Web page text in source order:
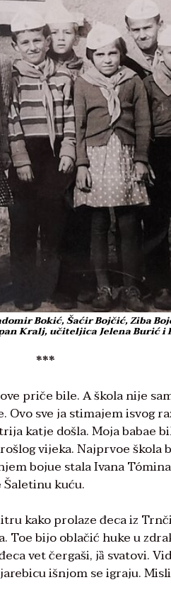
Bokić, Šaćir Bojčić, Ziba
Kralj, učiteljica Jelena Burić i
***
priče bile. A škola nije
sve ja stimajem isvog
katje došla. Moja babae
vijeka. Najprvoe škola
bojue stala Ivana
kuću.
kako prolaze đeca iz
Toe bijo oblačić huke u
vet čergaši, jȁ svatovi.
išnjom se igraju.